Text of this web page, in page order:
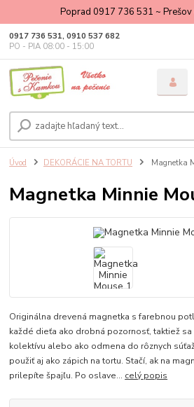
Poprad 0917 736 531 ~
0917 736 531, 0910 537 682
PO - PIA 08:00 - 15:00
Úvod DEKORÁCIE NA TORTU Magnetka
Magnetka Minnie
Originálna drevená magnetka s farebnou
každé dieťa ako drobná pozornosť, taktiež
kolektívu alebo ako odmena do rôznych
použiť aj ako zápich na tortu. Stačí, ak na
prilepíte špajľu. Po oslave... celý popis